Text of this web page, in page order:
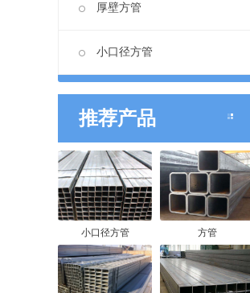
厚壁方管
小口径方管
推荐产品
小口径方管 方管